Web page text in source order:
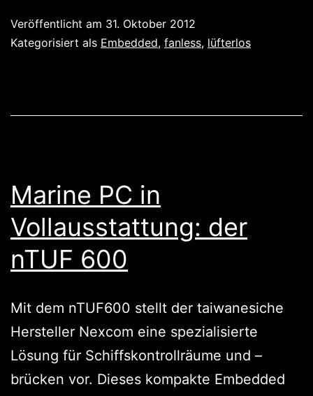
Veröffentlicht am 31. Oktober 2012
Kategorisiert als Embedded, fanless, lüfterlos
Marine PC in
Vollausstattung: der
nTUF 600
Mit dem nTUF600 stellt der taiwanesiche
Hersteller Nexcom eine spezialisierte
Lösung für Schiffskontrollräume und –
brücken vor. Dieses kompakte Embedded